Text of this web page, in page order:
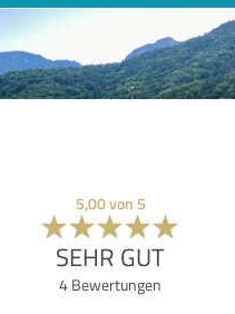
5,00von 5
SEHR GUT
4 Bewertungen